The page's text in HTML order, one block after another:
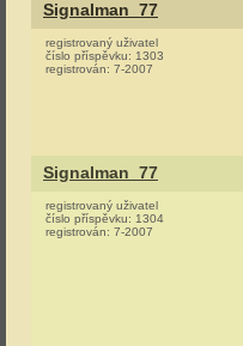
Signalman_77
registrovaný uživatel
číslo příspěvku: 1303
registrován: 7-2007
Signalman_77
registrovaný uživatel
číslo příspěvku: 1304
registrován: 7-2007